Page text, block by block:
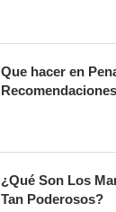
Que hacer en
Recomendaciones
¿Qué Son Los
Tan Poderosos?